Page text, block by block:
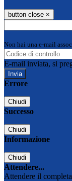
button close ×
Non hai una e-mail
E-mail inviata, si
Errore
Chiudi
Successo
Chiudi
Informazione
Chiudi
Attendere...
Attendere il